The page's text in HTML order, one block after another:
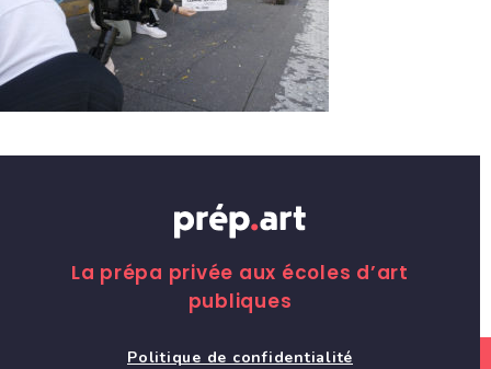
La prépa privée aux écoles d’art
publiques
Politique de confidentialité